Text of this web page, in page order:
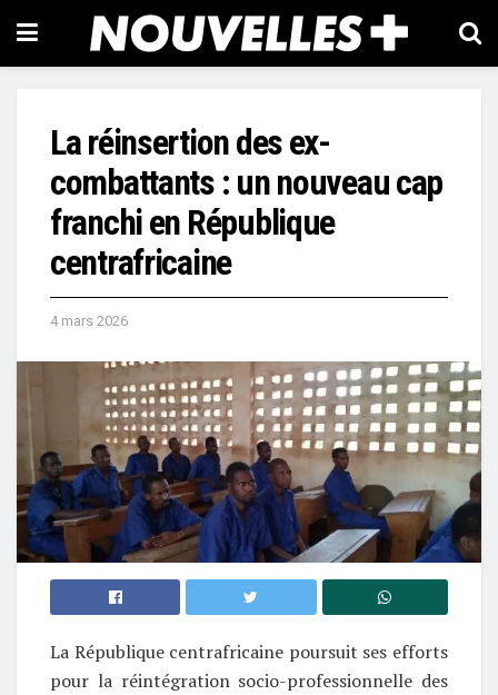
La réinsertion des ex-
combattants : un nouveau cap
franchi en République
centrafricaine
4 mars 2026
La République centrafricaine poursuit ses efforts
pour la réintégration socio-professionnelle des